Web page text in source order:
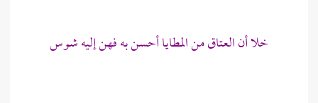
خلا أن العتاق من المطايا أحسن به فهن إليه شوس